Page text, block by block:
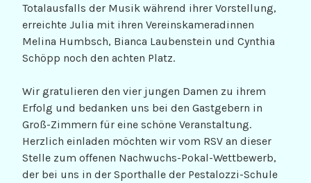
Totalausfalls der Musik während ihrer Vorstellung,
erreichte Julia mit ihren Vereinskameradinnen
Melina Humbsch, Bianca Laubenstein und Cynthia
Schöpp noch den achten Platz.
Wir gratulieren den vier jungen Damen zu ihrem
Erfolg und bedanken uns bei den Gastgebern in
Groß-Zimmern für eine schöne Veranstaltung.
Herzlich einladen möchten wir vom RSV an dieser
Stelle zum offenen Nachwuchs-Pokal-Wettbewerb,
der bei uns in der Sporthalle der Pestalozzi-Schule